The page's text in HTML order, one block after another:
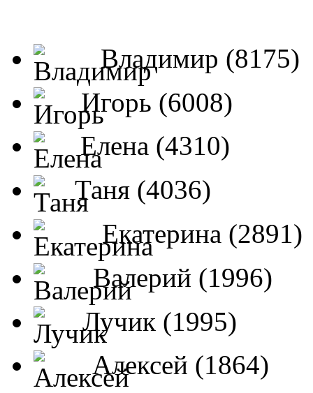
Владимир (8175)
Игорь (6008)
Елена (4310)
Таня (4036)
Екатерина (2891)
Валерий (1996)
Лучик (1995)
Алексей (1864)